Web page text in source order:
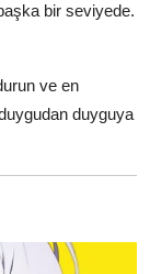
bir seviyede.
ve en
duyguya